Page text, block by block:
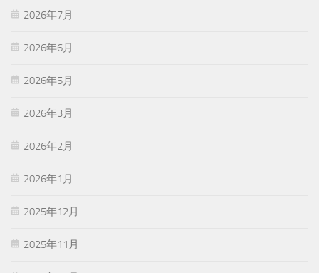
2026年7月
2026年6月
2026年5月
2026年3月
2026年2月
2026年1月
2025年12月
2025年11月